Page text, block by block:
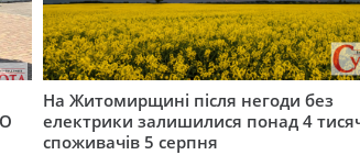
На Житомирщині після негоди без
електрики залишилися понад 4
споживачів 5 серпня